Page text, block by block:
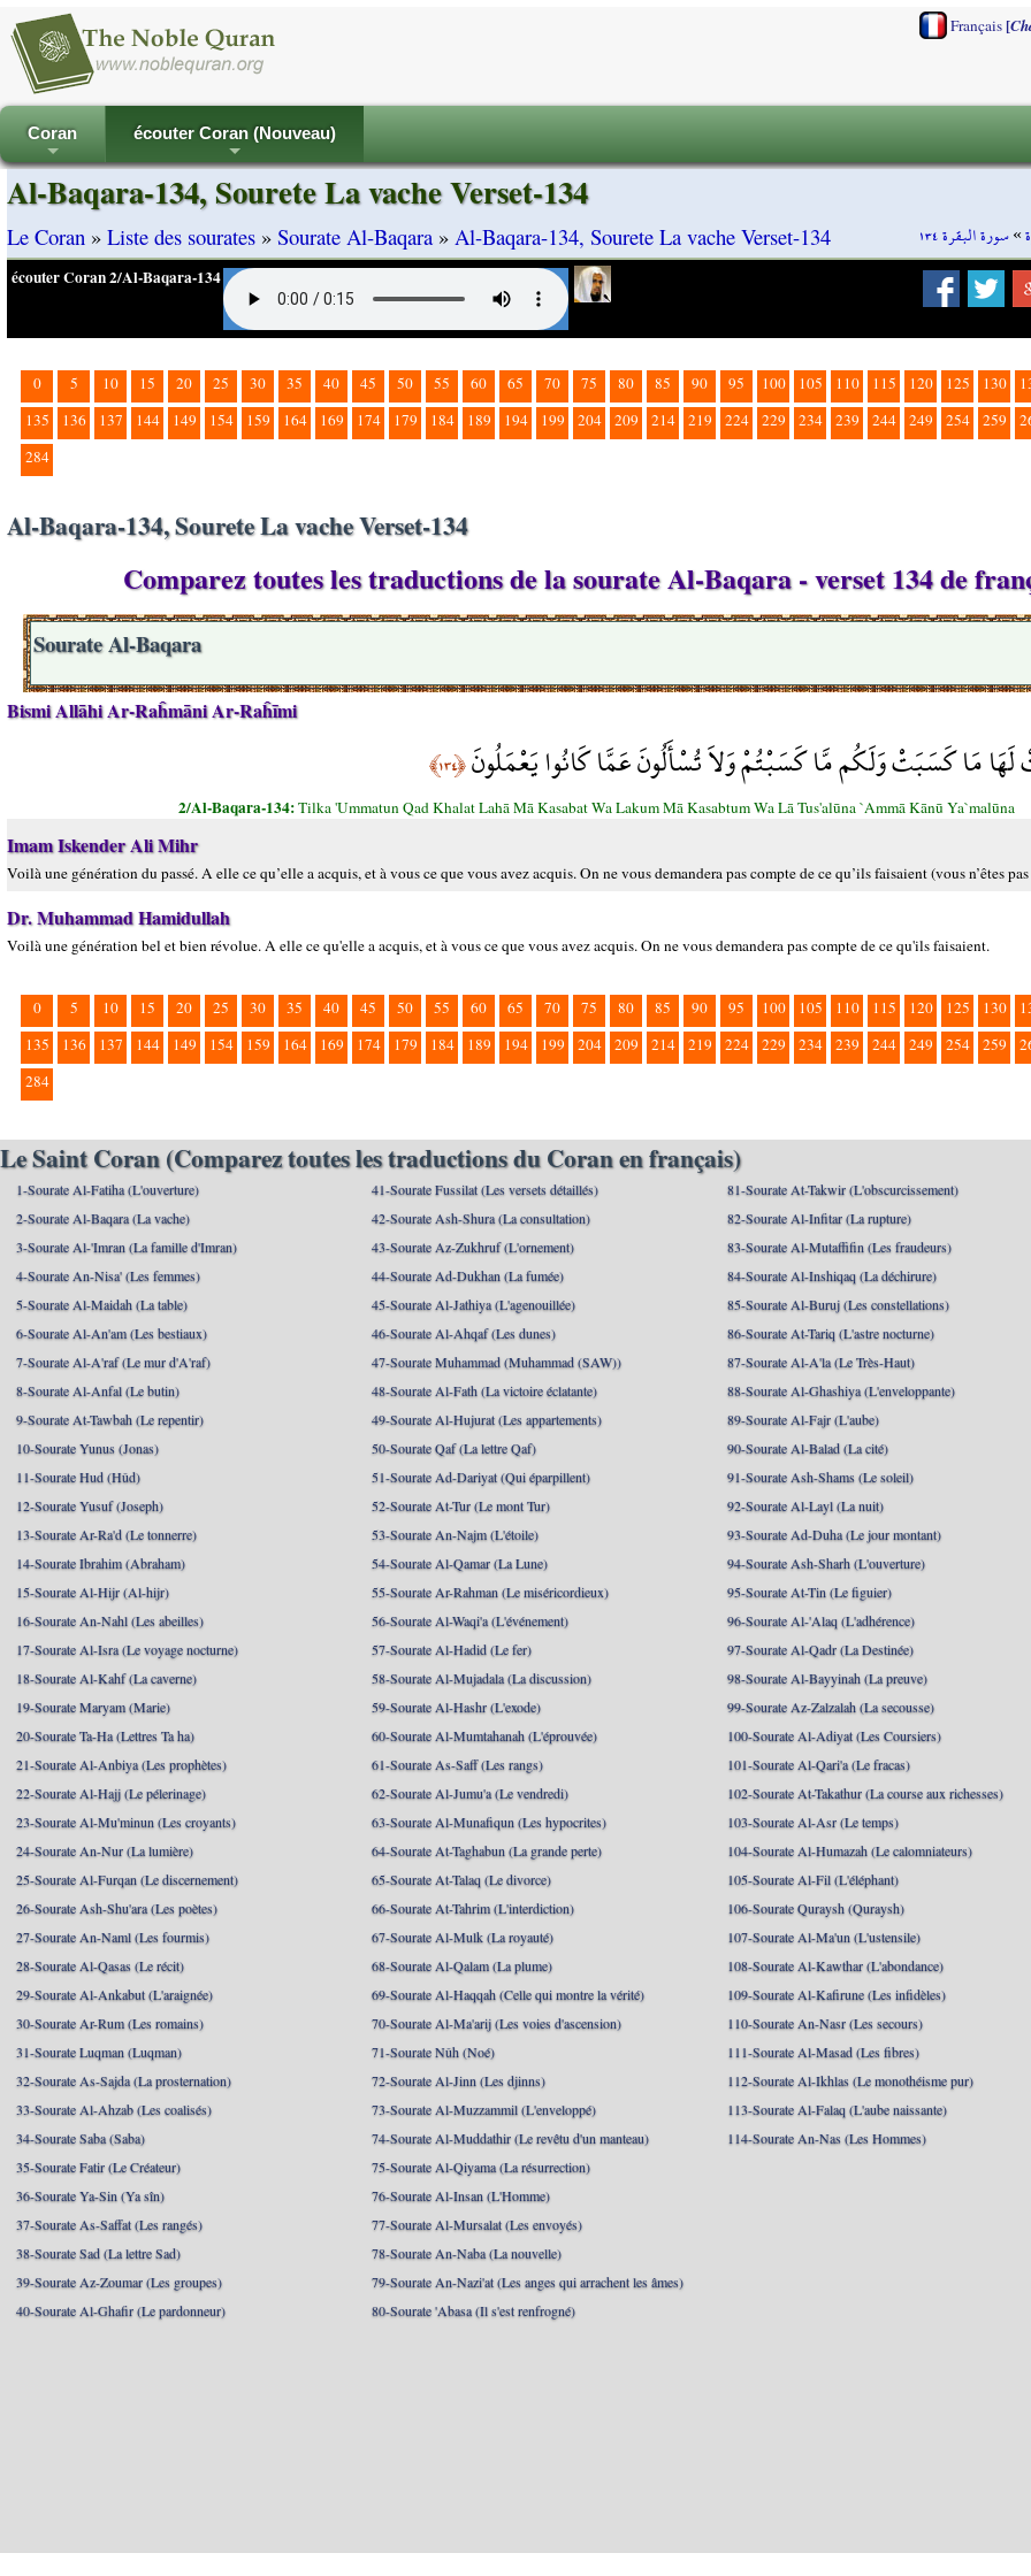
Français[
+
Coran
+
écouter Coran (Nouveau)
»سورة البقرة ١٣٤
Al-Baqara-134, Sourete La vache Verset-134
Le Coran » Liste des sourates » Sourate Al-Baqara » Al-Baqara-134, Sourete La vache Verset-134
écouter Coran 2/Al-Baqara-134
0 5 10 15 20 25 30 35 40 45 50 55 60 65 70 75 80 85 90 95 100 105 110 115 120 125 130
135 136 137 144 149 154 159 164 169 174 179 184 189 194 199 204 209 214 219 224 229 234 239 244 249 254 259
284
Al-Baqara-134, Sourete La vache Verset-134
Comparez toutes les traductions de la sourate Al-Baqara - verset 134 de
Sourate Al-Baqara
Bismi Allāhi Ar-Raĥmāni Ar-Raĥīmi
مَا كَسَبَتْ وَلَكُم مَّا كَسَبْتُمْ وَلاَ تُسْأَلُونَ عَمَّا كَانُوا يَعْمَلُونَ﴿١٣٤﴾
2/Al-Baqara-134:Tilka 'Ummatun Qad Khalat Lahā Mā Kasabat Wa Lakum Mā Kasabtum Wa Lā Tus'alūna `Ammā Kānū Ya`malūna
Imam Iskender Ali Mihr
Voilà une génération du passé. A elle ce qu’elle a acquis, et à vous ce que vous avez acquis. On ne vous demandera pas compte de ce qu’ils faisaient (vous n’êtes
Dr. Muhammad Hamidullah
Voilà une génération bel et bien révolue. A elle ce qu'elle a acquis, et à vous ce que vous avez acquis. On ne vous demandera pas compte de ce qu'ils faisaient.
0 5 10 15 20 25 30 35 40 45 50 55 60 65 70 75 80 85 90 95 100 105 110 115 120 125 130
135 136 137 144 149 154 159 164 169 174 179 184 189 194 199 204 209 214 219 224 229 234 239 244 249 254 259
284
Le Saint Coran (Comparez toutes les traductions du Coran en français)
1-Sourate Al-Fatiha (L'ouverture)
2-Sourate Al-Baqara (La vache)
3-Sourate Al-'Imran (La famille d'Imran)
4-Sourate An-Nisa' (Les femmes)
5-Sourate Al-Maidah (La table)
6-Sourate Al-An'am (Les bestiaux)
7-Sourate Al-A'raf (Le mur d'A'raf)
8-Sourate Al-Anfal (Le butin)
9-Sourate At-Tawbah (Le repentir)
10-Sourate Yunus (Jonas)
11-Sourate Hud (Hûd)
12-Sourate Yusuf (Joseph)
13-Sourate Ar-Ra'd (Le tonnerre)
14-Sourate Ibrahim (Abraham)
15-Sourate Al-Hijr (Al-hijr)
16-Sourate An-Nahl (Les abeilles)
17-Sourate Al-Isra (Le voyage nocturne)
18-Sourate Al-Kahf (La caverne)
19-Sourate Maryam (Marie)
20-Sourate Ta-Ha (Lettres Ta ha)
21-Sourate Al-Anbiya (Les prophètes)
22-Sourate Al-Hajj (Le pélerinage)
23-Sourate Al-Mu'minun (Les croyants)
24-Sourate An-Nur (La lumière)
25-Sourate Al-Furqan (Le discernement)
26-Sourate Ash-Shu'ara (Les poètes)
27-Sourate An-Naml (Les fourmis)
28-Sourate Al-Qasas (Le récit)
29-Sourate Al-Ankabut (L'araignée)
30-Sourate Ar-Rum (Les romains)
31-Sourate Luqman (Luqman)
32-Sourate As-Sajda (La prosternation)
33-Sourate Al-Ahzab (Les coalisés)
34-Sourate Saba (Saba)
35-Sourate Fatir (Le Créateur)
36-Sourate Ya-Sin (Ya sîn)
37-Sourate As-Saffat (Les rangés)
38-Sourate Sad (La lettre Sad)
39-Sourate Az-Zoumar (Les groupes)
40-Sourate Al-Ghafir (Le pardonneur)
41-Sourate Fussilat (Les versets détaillés)
42-Sourate Ash-Shura (La consultation)
43-Sourate Az-Zukhruf (L'ornement)
44-Sourate Ad-Dukhan (La fumée)
45-Sourate Al-Jathiya (L'agenouillée)
46-Sourate Al-Ahqaf (Les dunes)
47-Sourate Muhammad (Muhammad (SAW))
48-Sourate Al-Fath (La victoire éclatante)
49-Sourate Al-Hujurat (Les appartements)
50-Sourate Qaf (La lettre Qaf)
51-Sourate Ad-Dariyat (Qui éparpillent)
52-Sourate At-Tur (Le mont Tur)
53-Sourate An-Najm (L'étoile)
54-Sourate Al-Qamar (La Lune)
55-Sourate Ar-Rahman (Le miséricordieux)
56-Sourate Al-Waqi'a (L'événement)
57-Sourate Al-Hadid (Le fer)
58-Sourate Al-Mujadala (La discussion)
59-Sourate Al-Hashr (L'exode)
60-Sourate Al-Mumtahanah (L'éprouvée)
61-Sourate As-Saff (Les rangs)
62-Sourate Al-Jumu'a (Le vendredi)
63-Sourate Al-Munafiqun (Les hypocrites)
64-Sourate At-Taghabun (La grande perte)
65-Sourate At-Talaq (Le divorce)
66-Sourate At-Tahrim (L'interdiction)
67-Sourate Al-Mulk (La royauté)
68-Sourate Al-Qalam (La plume)
69-Sourate Al-Haqqah (Celle qui montre la vérité)
70-Sourate Al-Ma'arij (Les voies d'ascension)
71-Sourate Nûh (Noé)
72-Sourate Al-Jinn (Les djinns)
73-Sourate Al-Muzzammil (L'enveloppé)
74-Sourate Al-Muddathir (Le revêtu d'un manteau)
75-Sourate Al-Qiyama (La résurrection)
76-Sourate Al-Insan (L'Homme)
77-Sourate Al-Mursalat (Les envoyés)
78-Sourate An-Naba (La nouvelle)
79-Sourate An-Nazi'at (Les anges qui arrachent les âmes)
80-Sourate 'Abasa (Il s'est renfrogné)
81-Sourate At-Takwir (L'obscurcissement)
82-Sourate Al-Infitar (La rupture)
83-Sourate Al-Mutaffifin (Les fraudeurs)
84-Sourate Al-Inshiqaq (La déchirure)
85-Sourate Al-Buruj (Les constellations)
86-Sourate At-Tariq (L'astre nocturne)
87-Sourate Al-A'la (Le Très-Haut)
88-Sourate Al-Ghashiya (L'enveloppante)
89-Sourate Al-Fajr (L'aube)
90-Sourate Al-Balad (La cité)
91-Sourate Ash-Shams (Le soleil)
92-Sourate Al-Layl (La nuit)
93-Sourate Ad-Duha (Le jour montant)
94-Sourate Ash-Sharh (L'ouverture)
95-Sourate At-Tin (Le figuier)
96-Sourate Al-'Alaq (L'adhérence)
97-Sourate Al-Qadr (La Destinée)
98-Sourate Al-Bayyinah (La preuve)
99-Sourate Az-Zalzalah (La secousse)
100-Sourate Al-Adiyat (Les Coursiers)
101-Sourate Al-Qari'a (Le fracas)
102-Sourate At-Takathur (La course aux richesses)
103-Sourate Al-Asr (Le temps)
104-Sourate Al-Humazah (Le calomniateurs)
105-Sourate Al-Fil (L'éléphant)
106-Sourate Quraysh (Quraysh)
107-Sourate Al-Ma'un (L'ustensile)
108-Sourate Al-Kawthar (L'abondance)
109-Sourate Al-Kafirune (Les infidèles)
110-Sourate An-Nasr (Les secours)
111-Sourate Al-Masad (Les fibres)
112-Sourate Al-Ikhlas (Le monothéisme pur)
113-Sourate Al-Falaq (L'aube naissante)
114-Sourate An-Nas (Les Hommes)